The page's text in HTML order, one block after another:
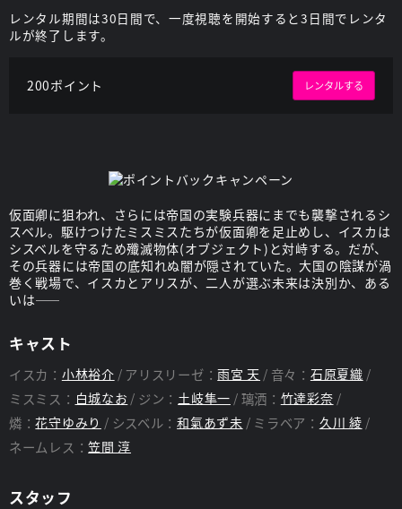
レンタル期間は30日間で、一度視聴を開始すると3日間でレンタ
ルが終了します。
200ポイント レンタルする
仮面卿に狙われ、さらには帝国の実験兵器にまでも襲撃されるシ
スベル。駆けつけたミスミスたちが仮面卿を足止めし、イスカは
シスベルを守るため殲滅物体(オブジェクト)と対峙する。だが、
その兵器には帝国の底知れぬ闇が隠されていた。大国の陰謀が渦
巻く戦場で、イスカとアリスが、二人が選ぶ未来は決別か、ある
いは――
キャスト
イスカ： 小林裕介 アリスリーゼ：雨宮 天 音々： 石原夏織
ミスミス： 白城なお ジン： 土岐隼一 璃洒： 竹達彩奈
燐：花守ゆみり シスベル：和氣あず未 ミラベア： 久川 綾
ネームレス：笠間 淳
スタッフ